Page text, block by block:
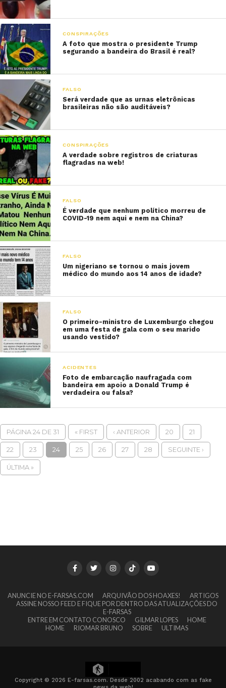
CONSPIRAÇÕES
A foto que mostra o presidente Trump
segurando a bandeira do Brasil é real?
FALSO
Será verdade que as urnas eletrônicas
brasileiras não são auditáveis?
CONSPIRAÇÕES
A verdade sobre registros de criaturas
flagradas na web!
FALSO
É verdade que nenhum político morreu de
COVID-19 nem aqui e nem na China?
FALSO
Um nigeriano se tornou o mais jovem
médico do mundo aos 14 anos de idade?
FALSO
O primeiro-ministro de Luxemburgo chegou
em uma festa de gala com o seu marido
usando vestido?
ACIDENTES
Foto de embarcação naufragada com
bandeira em apoio a Donald Trump é
verdadeira ou falsa?
PÁGINA 24 DE 31 « FIRST ‹ ANTERIOR 20 21
22 23 24 25 26 27 28 SEGUINTE ›
ÚLTIMA »
ANUNCIE NO E-FARSAS.COM ARQUIVÃO DOS HOAXES!
ARTIGOS
ASSINE NOSSO FEED E FIQUE POR DENTRO DAS ATUALIZAÇÕES DO
E-FARSAS
ENTRE EM CONTATO CONOSCO
GILMAR LOPES
HOME
HOME
RIOMAR BRUNO SOBRE ULTIMAS
Copyright © 2026 E-farsas.com. Desde 2002 acabando com as fake